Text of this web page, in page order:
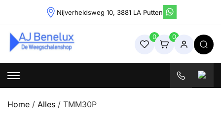
content
Nijverheidsweg 10, 3881 LA Putten
Weegschalenshop | Precisieweegschalen & Industriële
Weegoplossingen
0 0
Home / Alles / TMM30P